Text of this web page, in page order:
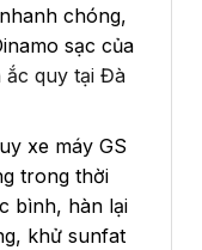
chóng,
sạc của
ắc quy tại Đà
xe máy GS
trong thời
bình, hàn lại
khử sunfat